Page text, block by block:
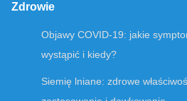
Zdrowie
Objawy COVID-19: jakie
wystąpić i kiedy?
Siemię lniane: zdrowe